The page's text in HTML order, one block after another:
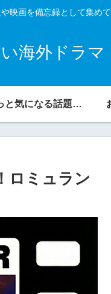
映画を備忘録として集め
海外ドラマ
ちょっと気になる話題の宝庫
ロミュラン